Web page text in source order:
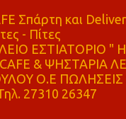
Σπάρτη και
- Πίτες
ΕΣΤΙΑΤΟΡΙΟ "
& ΨΗΣΤΑΡΙΑ
Ο.Ε ΠΩΛΗΣΕΙΣ
27310 26347